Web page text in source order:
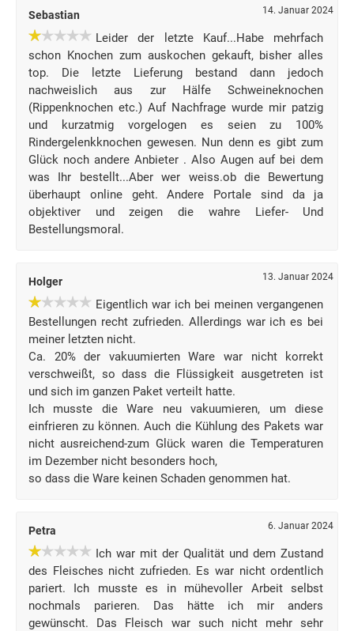
Sebastian 14. Januar 2024
Leider der letzte Kauf...Habe mehrfach
schon Knochen zum auskochen gekauft, bisher alles
top. Die letzte Lieferung bestand dann jedoch
nachweislich aus zur Hälfe Schweineknochen
(Rippenknochen etc.) Auf Nachfrage wurde mir patzig
und kurzatmig vorgelogen es seien zu 100%
Rindergelenkknochen gewesen. Nun denn es gibt zum
Glück noch andere Anbieter . Also Augen auf bei dem
was Ihr bestellt...Aber wer weiss.ob die Bewertung
überhaupt online geht. Andere Portale sind da ja
objektiver und zeigen die wahre Liefer- Und
Bestellungsmoral.
Holger 13. Januar 2024
Eigentlich war ich bei meinen vergangenen
Bestellungen recht zufrieden. Allerdings war ich es bei
meiner letzten nicht.
Ca. 20% der vakuumierten Ware war nicht korrekt
verschweißt, so dass die Flüssigkeit ausgetreten ist
und sich im ganzen Paket verteilt hatte.
Ich musste die Ware neu vakuumieren, um diese
einfrieren zu können. Auch die Kühlung des Pakets war
nicht ausreichend-zum Glück waren die Temperaturen
im Dezember nicht besonders hoch,
so dass die Ware keinen Schaden genommen hat.
Petra 6. Januar 2024
Ich war mit der Qualität und dem Zustand
des Fleisches nicht zufrieden. Es war nicht ordentlich
pariert. Ich musste es in mühevoller Arbeit selbst
nochmals parieren. Das hätte ich mir anders
gewünscht. Das Fleisch war such nicht mehr sehr